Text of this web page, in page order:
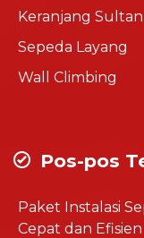
Keranjang Sultan
Sepeda Layang
Wall Climbing
Pos-pos
Paket Instalasi
Cepat dan